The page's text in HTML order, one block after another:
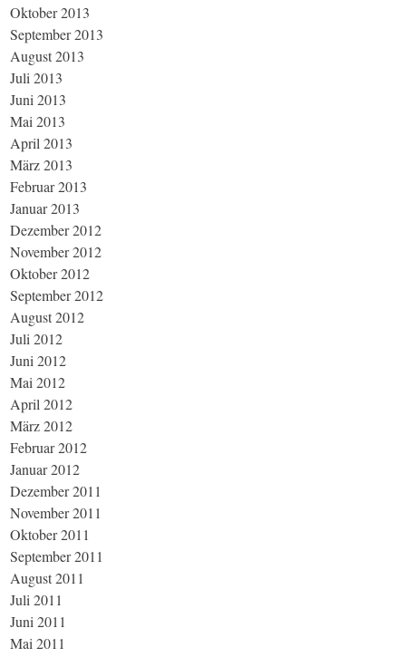
Oktober 2013
September 2013
August 2013
Juli 2013
Juni 2013
Mai 2013
April 2013
März 2013
Februar 2013
Januar 2013
Dezember 2012
November 2012
Oktober 2012
September 2012
August 2012
Juli 2012
Juni 2012
Mai 2012
April 2012
März 2012
Februar 2012
Januar 2012
Dezember 2011
November 2011
Oktober 2011
September 2011
August 2011
Juli 2011
Juni 2011
Mai 2011